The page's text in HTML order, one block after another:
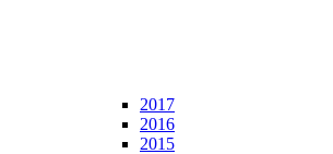
2017
2016
2015